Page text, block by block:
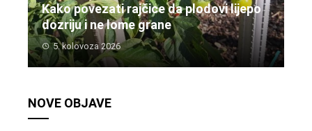
Kako povezati rajčice da plodovi lijepo
dozriju i ne lome grane
5. kolovoza 2026
NOVE OBJAVE